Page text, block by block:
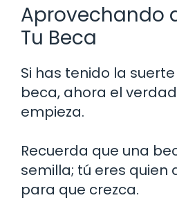
Aprovechando
Tu Beca
Si has tenido la
beca, ahora el
empieza.
Recuerda que una
semilla; tú eres quien
para que crezca.